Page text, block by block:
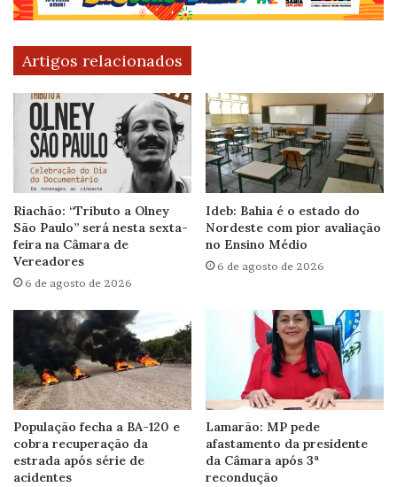
Artigos relacionados
Riachão: “Tributo a Olney
São Paulo” será nesta sexta-
feira na Câmara de
Vereadores
6 de agosto de 2026
Ideb: Bahia é o estado do
Nordeste com pior avaliação
no Ensino Médio
6 de agosto de 2026
População fecha a BA-120 e
cobra recuperação da
estrada após série de
acidentes
Lamarão: MP pede
afastamento da presidente
da Câmara após 3ª
recondução